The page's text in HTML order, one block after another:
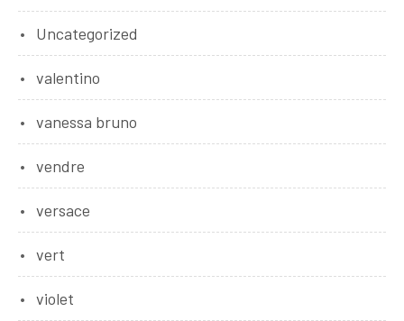
Uncategorized
valentino
vanessa bruno
vendre
versace
vert
violet